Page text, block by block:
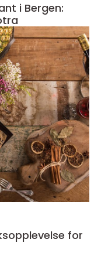
i Bergen:
for